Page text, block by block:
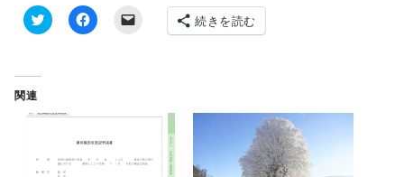
ク
し
て
T
w
e
F
k
共
す
達
ル
続きを読む
関連